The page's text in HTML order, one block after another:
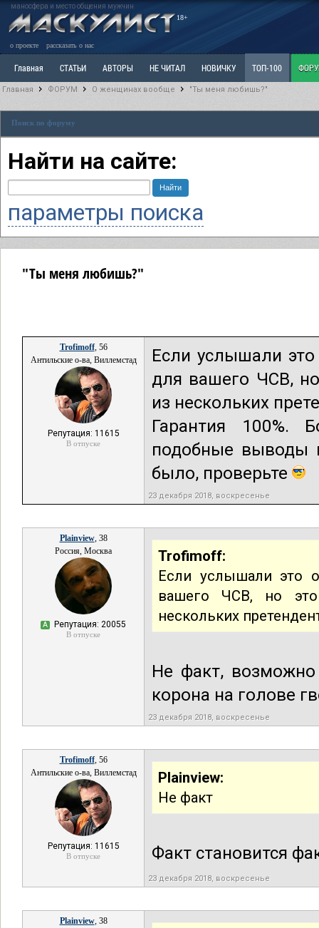
маносфера и место общения мужчин
18+
о проекте рассказать о нас
Главная СТАТЬИ АВТОРЫ НЕ ЧИТАЛ НОВИЧКУ ТОП-100
Ветка: Расстаюсь или Развожусь. САНЧАС
РАЗДЕЛ: Разное
Главная ФОРУМ О женщинах вообще "Ты меня любишь?"
Поиск по форуму
Найти на сайте:
параметры поиска
"Ты меня любишь?"
Trofimoff, 56
Антильские о-ва, Виллемстад
Репутация: 11615
В отпуске
Если услышали
для вашего ЧСВ,
из нескольких
Гарантия 100%.
подобные выводы
было, проверьте
23 декабря 2018, воскресенье
Plainview, 38
Россия, Москва
А Репутация: 20055
В отпуске
Trofimoff:
Если услышали это
вашего ЧСВ, но
нескольких
Не факт,
корона на голове
23 декабря 2018, воскресенье
Trofimoff, 56
Антильские о-ва, Виллемстад
Репутация: 11615
В отпуске
Plainview:
Не факт
Факт становится
23 декабря 2018, воскресенье
Plainview, 38